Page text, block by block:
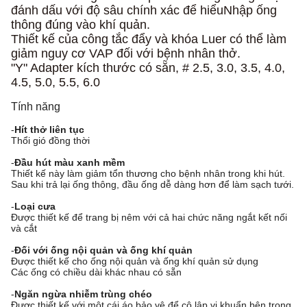
đánh dấu với độ sâu chính xác để hiểuNhập ống
thông đúng vào khí quản.
Thiết kế của công tắc đẩy và khóa Luer có thể làm
giảm nguy cơ VAP đối với bệnh nhân thở.
"Y" Adapter kích thước có sẵn, # 2.5, 3.0, 3.5, 4.0,
4.5, 5.0, 5.5, 6.0
Tính năng
-Hít thở liên tục
Thổi gió đồng thời
-Đầu hút màu xanh mềm
Thiết kế này làm giảm tổn thương cho bệnh nhân trong khi hút.
Sau khi trả lại ống thông, đầu ống dễ dàng hơn để làm sạch tưới.
-Loại cưa
Được thiết kế để trang bị nêm với cả hai chức năng ngắt kết nối
và cắt
-Đối với ống nội quản và ống khí quản
Được thiết kế cho ống nội quản và ống khí quản sử dụng
Các ống có chiều dài khác nhau có sẵn
-Ngăn ngừa nhiễm trùng chéo